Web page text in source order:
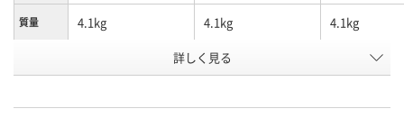
質量 4.1kg 4.1kg 4.1kg
3段
号
詳しく見る